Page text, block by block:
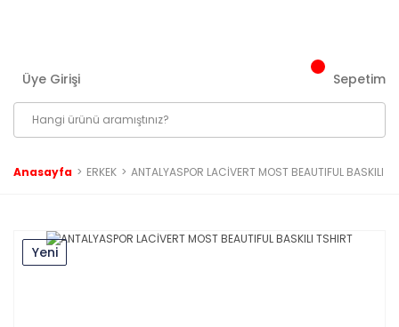
Üye Girişi Sepetim
Anasayfa ERKEK ANTALYASPOR LACİVERT MOST BEAUTIFUL BASKILI
Yeni